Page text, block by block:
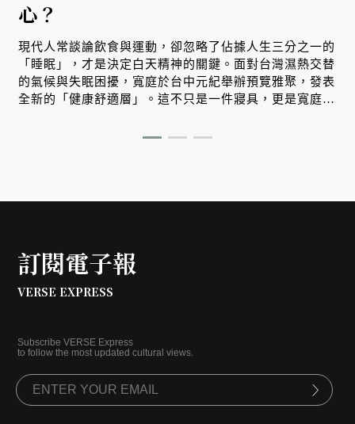
心？
現代人常談論飲食與運動，卻忽略了佔據人生三分之一的
「睡眠」，才是決定白天精神的關鍵。面對台灣濕熱交替
的氣候與失眠困擾，寬庭於台中元紀舉辦預覽雅聚，發表
全新的「健康舒適層」。這不只是一件寢具，更是寬庭將
訂閱電子報
VERSE EXPRESS
Subscribe VERSE Express
to follow the most updated cultural views.